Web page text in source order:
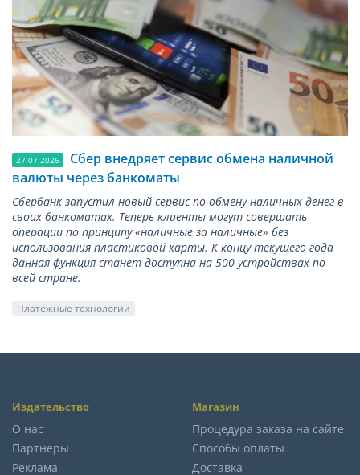
27.07.2026
Сбер внедряет сервис обмена наличной
валюты через банкоматы
Сбербанк запустил новый сервис по обмену наличных денег в
своих банкоматах. Теперь клиенты могут совершать
операции по принципу «наличные за наличные» без
использования пластиковой карты. К концу текущего года
данная функция станет доступна на 500 устройствах по
всей стране.
Платежные технологии
Издательство
О нас
Партнеры
Реклама
Магазин
Процедура заказа на сайте
Способы оплаты
Доставка